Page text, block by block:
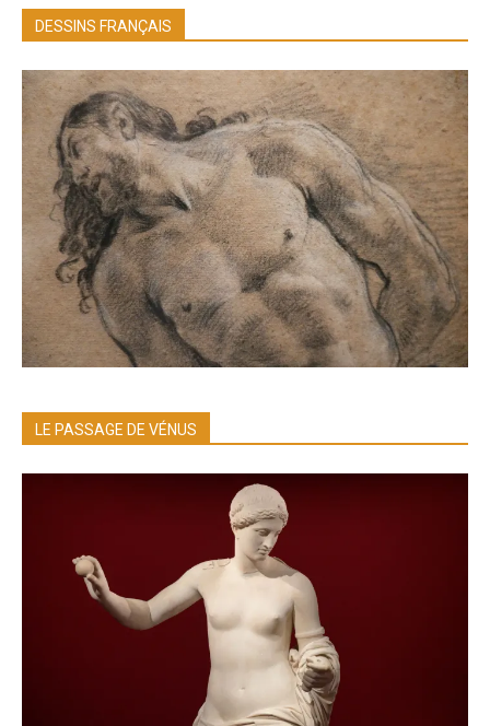
DESSINS FRANÇAIS
LE PASSAGE DE VÉNUS